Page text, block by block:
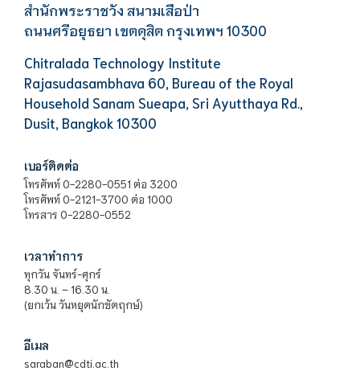
สำนักพระราชวัง สนามเสือป่า
ถนนศรีอยุธยา เขตดุสิต กรุงเทพฯ 10300
Chitralada Technology Institute
Rajasudasambhava 60, Bureau of the Royal
Household Sanam Sueapa, Sri Ayutthaya Rd.,
Dusit, Bangkok 10300
เบอร์ติดต่อ
โทรศัพท์ 0-2280-0551 ต่อ 3200
โทรศัพท์ 0-2121-3700 ต่อ 1000
โทรสาร 0-2280-0552
เวลาทำการ
ทุกวัน จันทร์-ศุกร์
8.30 น. – 16.30 น.
(ยกเว้น วันหยุดนักขัตฤกษ์)
อีเมล
saraban@cdti.ac.th